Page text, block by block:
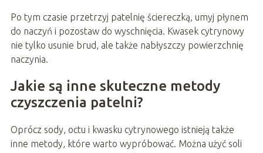
Po tym czasie przetrzyj patelnię ściereczką, umyj płynem
do naczyń i pozostaw do wyschnięcia. Kwasek cytrynowy
nie tylko usunie brud, ale także nabłyszczy powierzchnię
naczynia.
Jakie są inne skuteczne metody
czyszczenia patelni?
Oprócz sody, octu i kwasku cytrynowego istnieją także
inne metody, które warto wypróbować. Można użyć soli